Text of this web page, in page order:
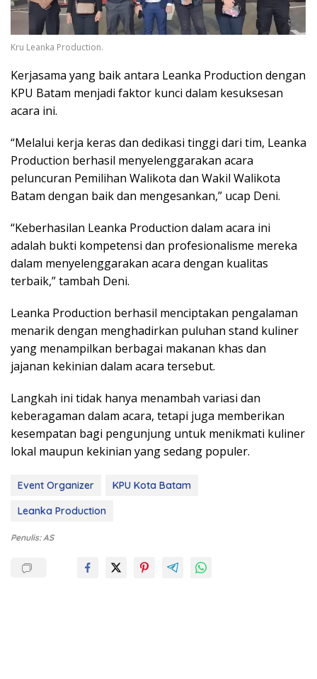
Kru Leanka Production.
Kerjasama yang baik antara Leanka Production dengan
KPU Batam menjadi faktor kunci dalam kesuksesan
acara ini.
“Melalui kerja keras dan dedikasi tinggi dari tim, Leanka
Production berhasil menyelenggarakan acara
peluncuran Pemilihan Walikota dan Wakil Walikota
Batam dengan baik dan mengesankan,” ucap Deni.
“Keberhasilan Leanka Production dalam acara ini
adalah bukti kompetensi dan profesionalisme mereka
dalam menyelenggarakan acara dengan kualitas
terbaik,” tambah Deni.
Leanka Production berhasil menciptakan pengalaman
menarik dengan menghadirkan puluhan stand kuliner
yang menampilkan berbagai makanan khas dan
jajanan kekinian dalam acara tersebut.
Langkah ini tidak hanya menambah variasi dan
keberagaman dalam acara, tetapi juga memberikan
kesempatan bagi pengunjung untuk menikmati kuliner
lokal maupun kekinian yang sedang populer.
Event Organizer
KPU Kota Batam
Leanka Production
Penulis: AS